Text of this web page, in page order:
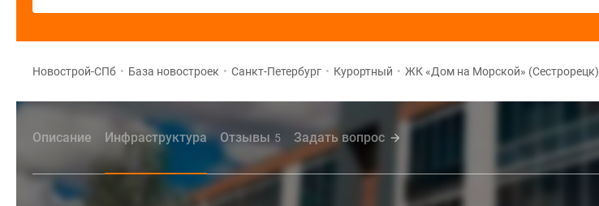
Новострой-СПб • База новостроек • Санкт-Петербург • Курортный • ЖК «Дом на Морской» (Сестрорецк)
Описание Инфраструктура Отзывы 5 Задать вопрос